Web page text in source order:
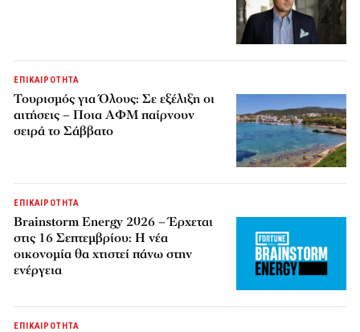
ΕΠΙΚΑΙΡΟΤΗΤΑ
Τουρισμός για Όλους: Σε εξέλιξη οι
αιτήσεις – Ποια ΑΦΜ παίρνουν
σειρά το Σάββατο
ΕΠΙΚΑΙΡΟΤΗΤΑ
Brainstorm Energy 2026 – Έρχεται
στις 16 Σεπτεμβρίου: Η νέα
οικονομία θα χτιστεί πάνω στην
ενέργεια
ΕΠΙΚΑΙΡΟΤΗΤΑ